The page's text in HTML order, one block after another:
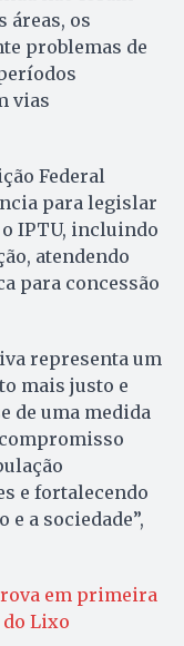
áreas, os
problemas de
vias
Federal
para legislar
IPTU, incluindo
atendendo
para concessão
representa um
mais justo e
de uma medida
e fortalecendo
a sociedade”,
em primeira
Lixo